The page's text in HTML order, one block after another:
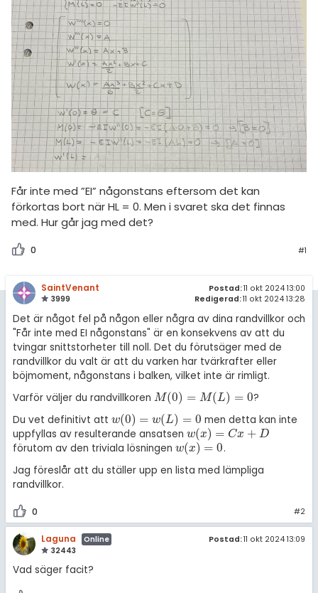
Får inte med ”EI” någonstans eftersom det kan
förkortas bort när HL = 0. Men i svaret ska det finnas
med. Hur går jag med det?
0 #1
SaintVenant
3999
Postad:11 okt 2024 13:00
Redigerad:11 okt 2024 13:28
Det är något fel på någon eller några av dina randvillkor och
"Får inte med EI någonstans" är en konsekvens av att du
tvingar snittstorheter till noll. Det du förutsäger med de
randvillkor du valt är att du varken har tvärkrafter eller
böjmoment, någonstans i balken, vilket inte är rimligt.
Varför väljer du randvillkoren M(0) = M(L) = 0
M(0)= M( L)=0
?
Du vet definitivt att w(0) = w(L) = 0
w(0) =w (L)=0
men detta kan inte
uppfyllas av resulterande ansatsen w(x) = Cx + D
w(x)= Cx +D
förutom av den triviala lösningen w(x) = 0
w(x)= 0
.
Jag föreslår att du ställer upp en lista med lämpliga
randvillkor.
0 #2
Laguna
Online
32443
Postad:11 okt 2024 13:09
Vad säger facit?
högskolan
Livehjälpen
Topplistor
Regler
För lärare
10 inloggade
Om Pluggakuten
Allmänna villkor
(mattedelen)
diskussioner
ämnen
diskussioner